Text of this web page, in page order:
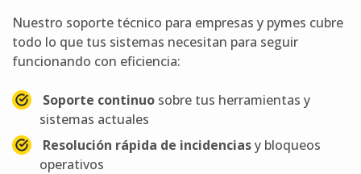
Nuestro soporte técnico para empresas y pymes cubre
todo lo que tus sistemas necesitan para seguir
funcionando con eficiencia:
Soporte continuo sobre tus herramientas y
sistemas actuales
Resolución rápida de incidenciasy bloqueos
operativos